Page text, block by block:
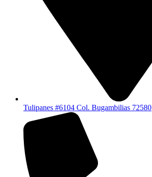
Tulipanes #6104 Col. Bugambilias 72580